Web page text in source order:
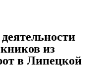
из
в Липецкой